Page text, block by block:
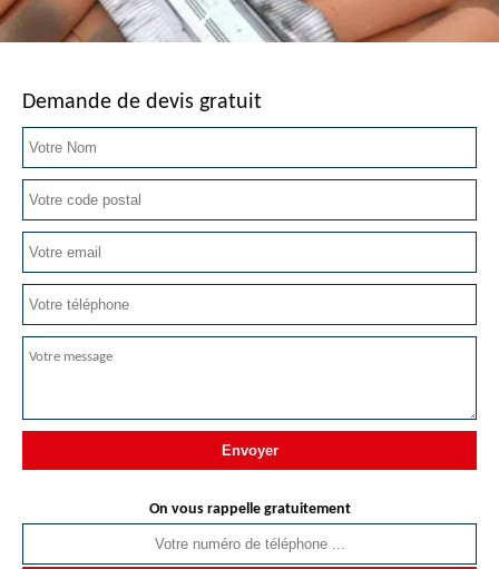
Demande de devis gratuit
On vous rappelle gratuitement